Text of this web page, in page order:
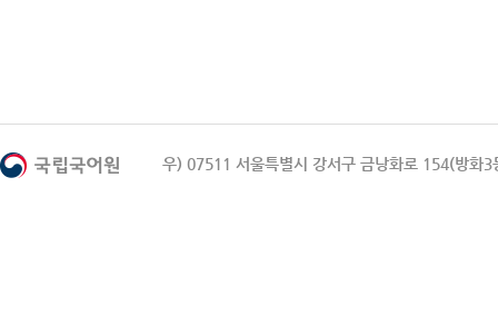
우) 07511 서울특별시 강서구 금낭화로 154(방화3